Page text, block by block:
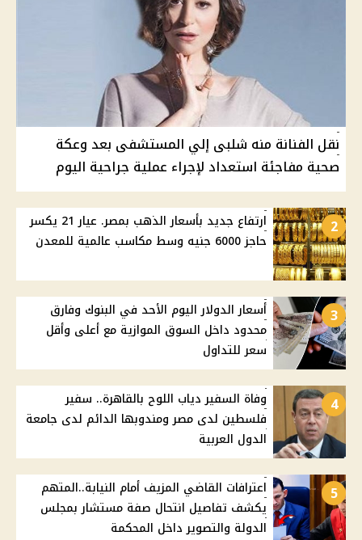
نقل الفنانة منه شلبى إلي المستشفى بعد وعكة
صحية مفاجئة استعداد لإجراء عملية جراحية اليوم
2
ارتفاع جديد بأسعار الذهب بمصر. عيار 21 يكسر
حاجز 6000 جنيه وسط مكاسب عالمية للمعدن
3
أسعار الدولار اليوم الأحد في البنوك وفارق
محدود داخل السوق الموازية مع أعلى وأقل
سعر للتداول
4
وفاة السفير دياب اللوح بالقاهرة.. سفير
فلسطين لدى مصر ومندوبها الدائم لدى جامعة
الدول العربية
5
اعترافات القاضي المزيف أمام النيابة..المتهم
يكشف تفاصيل انتحال صفة مستشار بمجلس
الدولة والتصوير داخل المحكمة